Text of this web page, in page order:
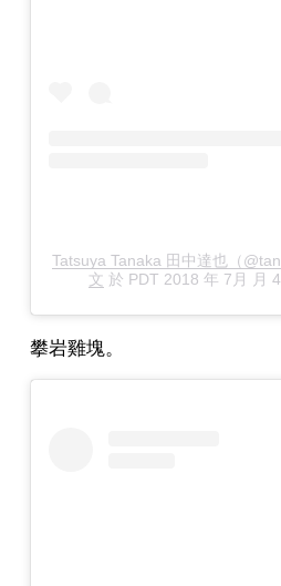
Tatsuya Tanaka 田中達也（
文 於 PDT 2018 年 7月 月
攀岩雞塊。